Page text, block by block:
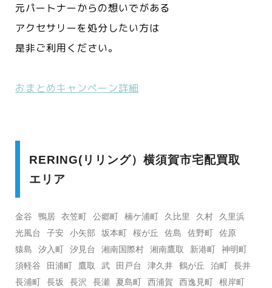
元パートナーからの想いでがある
アクセサリーを処分したい方は
是非ご利用ください。
おまとめキャンペーン詳細
RERING(リリング）横須賀市宅配買取
エリア
金谷 鴨居 衣笠町 公郷町 楠ケ浦町 久比里 久村
久里浜
光風台
子安 小矢部 坂本町 桜が丘 佐島 佐野町
佐原
猿島
汐入町 汐見台 湘南国際村 湘南鷹取 新港町
神明町
須軽谷
田浦町 鷹取 武 田戸台 津久井 鶴が丘 泊町
長井
長浦町
長坂 長沢 長瀬 夏島町 西浦賀 西逸見町
根岸町